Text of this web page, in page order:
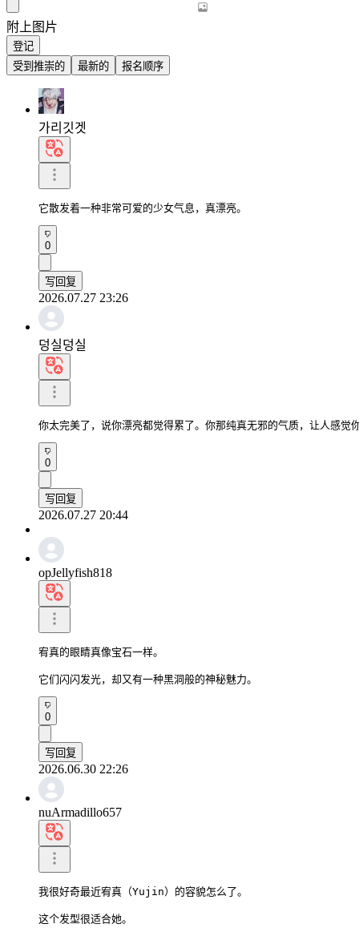
附上图片
登记
受到推崇的
最新的 报名顺序
가리깃겟
它散发着一种非常可爱的少女气息，真漂亮。
0
写回复
2026.07.27 23:26
덩실덩실
你太完美了，说你漂亮都觉得累了。你那纯真无邪的气质，让人感觉
0
写回复
2026.07.27 20:44
opJellyfish818
宥真的眼睛真像宝石一样。
它们闪闪发光，却又有一种黑洞般的神秘魅力。
0
写回复
2026.06.30 22:26
nuArmadillo657
我很好奇最近宥真（Yujin）的容貌怎么了。
这个发型很适合她。